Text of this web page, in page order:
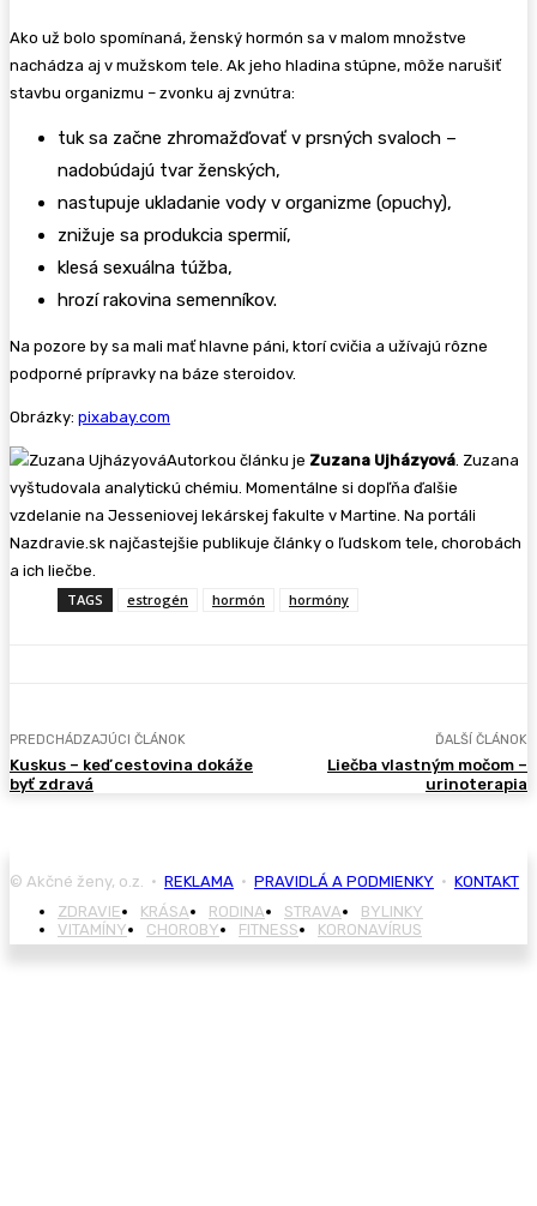
Ako už bolo spomínaná, ženský hormón sa v malom množstve
nachádza aj v mužskom tele. Ak jeho hladina stúpne, môže narušiť
stavbu organizmu – zvonku aj zvnútra:
tuk sa začne zhromažďovať v prsných svaloch –
nadobúdajú tvar ženských,
nastupuje ukladanie vody v organizme (opuchy),
znižuje sa produkcia spermií,
klesá sexuálna túžba,
hrozí rakovina semenníkov.
Na pozore by sa mali mať hlavne páni, ktorí cvičia a užívajú rôzne
podporné prípravky na báze steroidov.
Obrázky: pixabay.com
Autorkou článku je Zuzana Ujházyová. Zuzana
vyštudovala analytickú chémiu. Momentálne si dopľňa ďalšie
vzdelanie na Jesseniovej lekárskej fakulte v Martine. Na portáli
Nazdravie.sk najčastejšie publikuje články o ľudskom tele, chorobách
a ich liečbe.
TAGS
estrogén hormón hormóny
PREDCHÁDZAJÚCI ČLÁNOK
Kuskus – keď cestovina dokáže
byť zdravá
ĎALŠÍ ČLÁNOK
Liečba vlastným močom –
urinoterapia
© Akčné ženy, o.z. • REKLAMA • PRAVIDLÁ A PODMIENKY • KONTAKT
ZDRAVIE
KRÁSA RODINA STRAVA
BYLINKY
VITAMÍNY
CHOROBY FITNESS KORONAVÍRUS